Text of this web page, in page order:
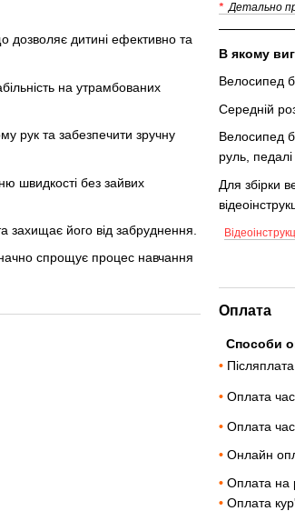
дозволяє дитині ефективно та
на утрамбованих
рук та забезпечити зручну
швидкості без зайвих
захищає його від забруднення.
спрощує процес навчання
* Детально
В якому
Велосипед
Середній
Велосипед
руль,
Для збірки
Оплата
Способи
•
• Оплата
• Оплата
• Онлайн
• Оплата на
• Оплата